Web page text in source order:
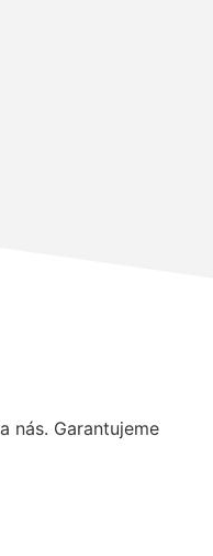
nás. Garantujeme